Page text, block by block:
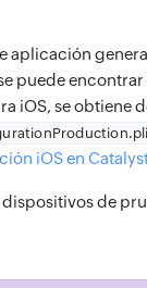
aplicación
puede
iOS, se obtiene
iOS en
de